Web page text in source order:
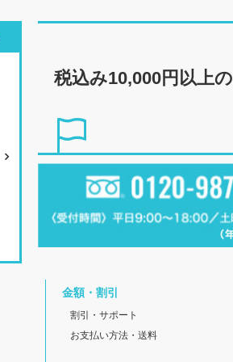
税込み10,000円以上の
金額・割引
割引・サポート
お支払い方法・送料